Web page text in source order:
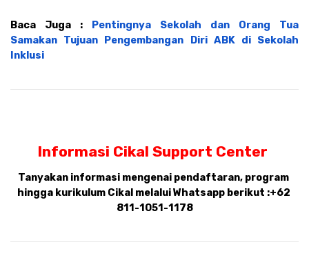
Baca Juga : Pentingnya Sekolah dan Orang Tua
Samakan Tujuan Pengembangan Diri ABK di Sekolah
Inklusi
Informasi Cikal Support Center
Tanyakan informasi mengenai pendaftaran, program
hingga kurikulum Cikal melalui Whatsapp berikut :+62
811-1051-1178